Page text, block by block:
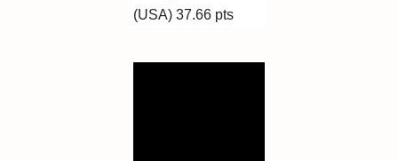
(USA) 37.66 pts